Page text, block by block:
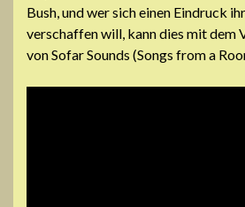
Bush, und wer sich einen Eindruck
verschaffen will, kann dies mit dem
von Sofar Sounds (Songs from a